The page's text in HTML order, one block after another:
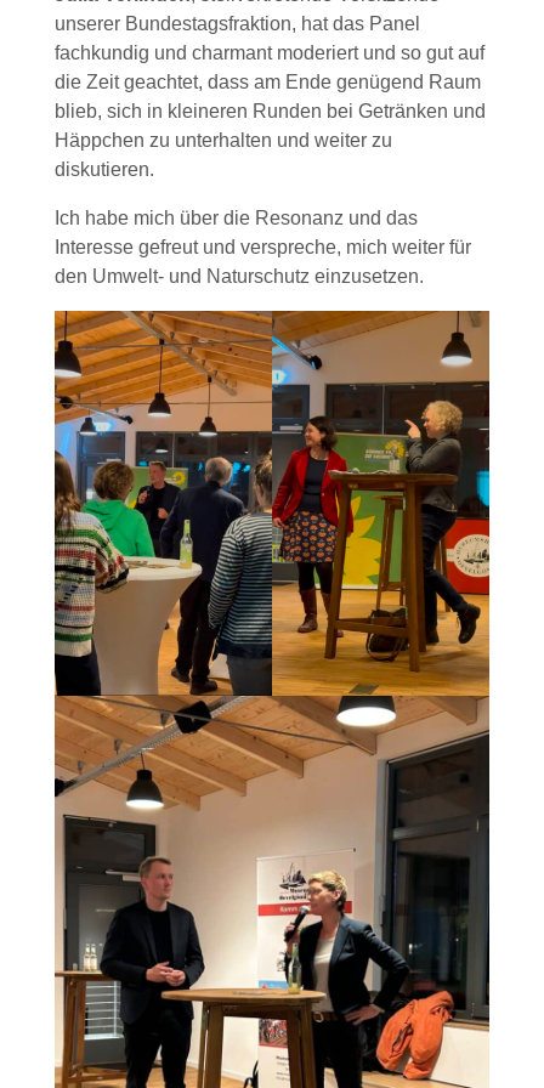
unserer Bundestagsfraktion, hat das Panel
fachkundig und charmant moderiert und so gut auf
die Zeit geachtet, dass am Ende genügend Raum
blieb, sich in kleineren Runden bei Getränken und
Häppchen zu unterhalten und weiter zu
diskutieren.
Ich habe mich über die Resonanz und das
Interesse gefreut und verspreche, mich weiter für
den Umwelt- und Naturschutz einzusetzen.